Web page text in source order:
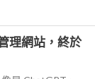
理網站，終於